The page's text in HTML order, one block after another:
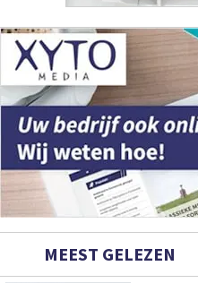
MEEST GELEZEN